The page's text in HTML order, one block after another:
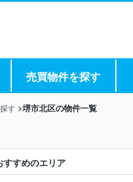
売買物件を探す
す 堺市北区の物件一覧
すすめのエリア